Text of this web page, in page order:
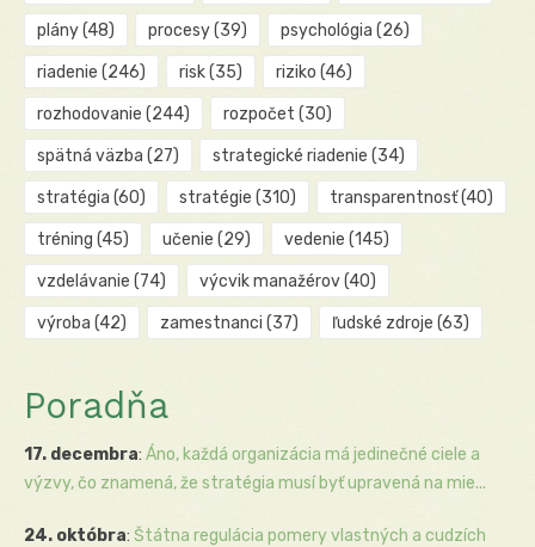
plány(48) procesy(39) psychológia (26)
riadenie (246) risk(35) riziko (46)
rozhodovanie (244) rozpočet (30)
spätná väzba (27) strategické riadenie (34)
stratégia (60) stratégie (310) transparentnosť(40)
tréning (45) učenie (29) vedenie (145)
vzdelávanie (74) výcvik manažérov(40)
výroba (42) zamestnanci (37) ľudské zdroje (63)
Poradňa
17. decembra: Áno, každá organizácia má jedinečné ciele a
výzvy, čo znamená, že stratégia musí byť upravená na mie...
24. októbra: Štátna regulácia pomery vlastných a cudzích